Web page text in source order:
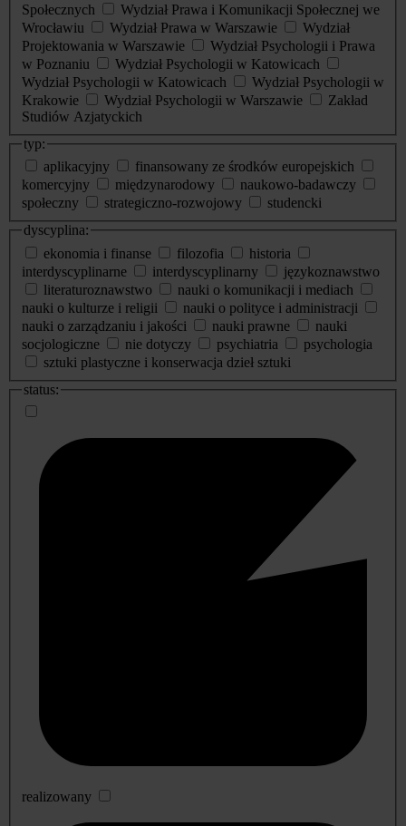
Społecznych
Wydział Prawa i Komunikacji Społecznej we
Wrocławiu
Wydział Prawa w Warszawie
Wydział
Projektowania w Warszawie
Wydział Psychologii i Prawa
w Poznaniu
Wydział Psychologii w Katowicach
Wydział Psychologii w Katowicach
Wydział Psychologii w
Krakowie
Wydział Psychologii w Warszawie
Zakład
Studiów Azjatyckich
typ:
aplikacyjny
finansowany ze środków europejskich
komercyjny
międzynarodowy
naukowo-badawczy
społeczny
strategiczno-rozwojowy
studencki
dyscyplina:
ekonomia i finanse
filozofia
historia
interdyscyplinarne
interdyscyplinarny
językoznawstwo
literaturoznawstwo
nauki o komunikacji i mediach
nauki o kulturze i religii
nauki o polityce i administracji
nauki o zarządzaniu i jakości
nauki prawne
nauki
socjologiczne
nie dotyczy psychiatria
psychologia
sztuki plastyczne i konserwacja dzieł sztuki
status:
realizowany